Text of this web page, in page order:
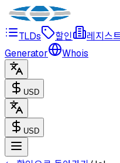
TLDs 할인 레지스
Generator
Whois
USD
USD